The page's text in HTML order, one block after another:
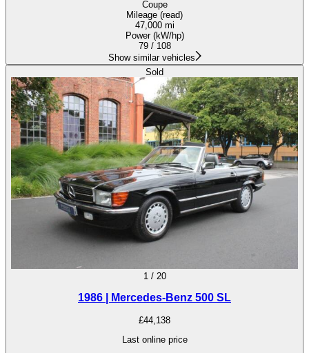
Coupe
Mileage (read)
47,000 mi
Power (kW/hp)
79 / 108
Show similar vehicles
Sold
1 / 20
1986 | Mercedes-Benz 500 SL
£44,138
Last online price